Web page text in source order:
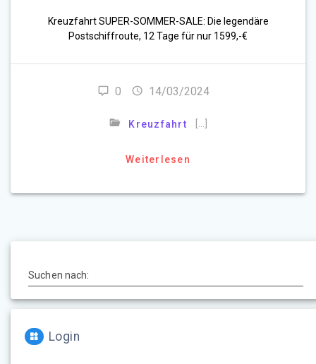
Kreuzfahrt SUPER-SOMMER-SALE: Die legendäre
Postschiffroute, 12 Tage für nur 1599,-€
0 14/03/2024
Kreuzfahrt
Weiterlesen
Suchen nach:
Login